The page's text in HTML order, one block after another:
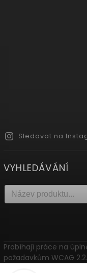
Sledovat na
VYHLEDÁVÁNÍ
Probíhají práce na
požadavkům WCAG